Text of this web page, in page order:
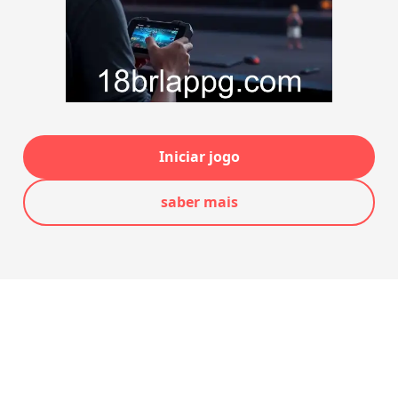
Iniciar jogo
saber mais